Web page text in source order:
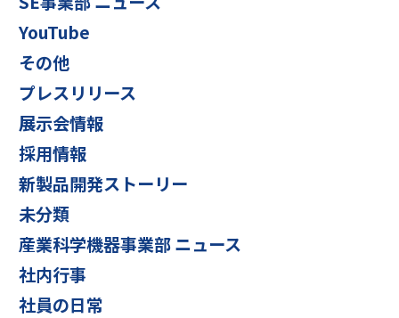
YouTube
その他
プレスリリース
展示会情報
採用情報
新製品開発ストーリー
未分類
産業科学機器事業部 ニュース
社内行事
社員の日常